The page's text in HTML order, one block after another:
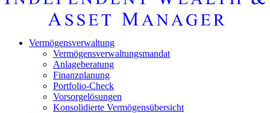
Vermö­gens­ver­wal­tung
Vermö­gens­ver­wal­tungs­mandat
Anlage­be­ra­tung
Finanz­pla­nung
Portfolio-Check
Vorsorgelösungen
Konso­li­dierte Vermö­gens­über­sicht